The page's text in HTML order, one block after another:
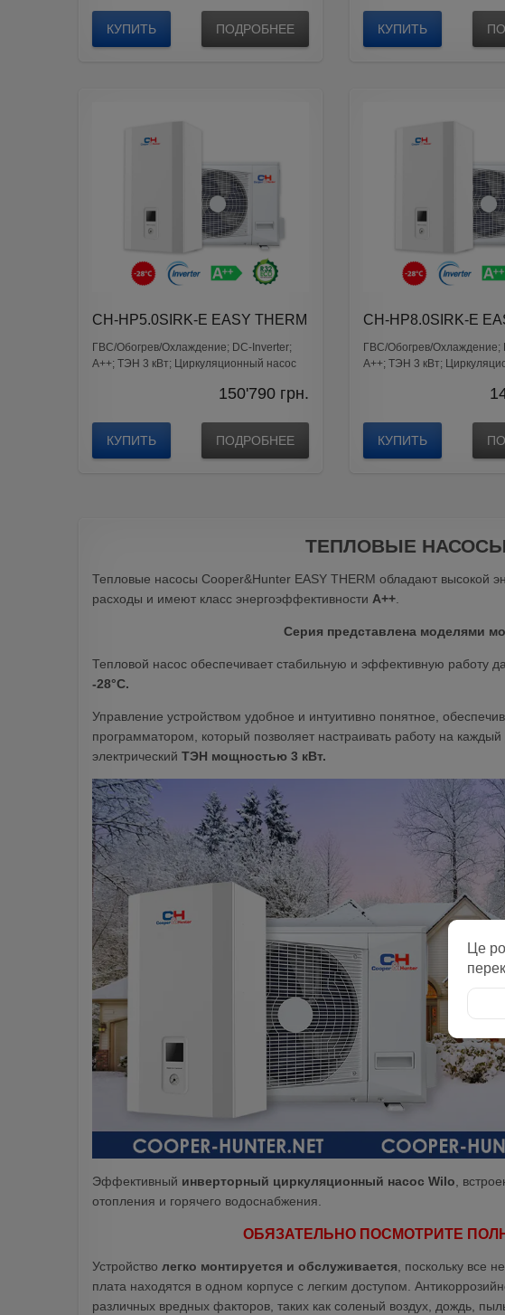
КУПИТЬ ПОДРОБНЕЕ КУПИТЬ
CH-HP5.0SIRK-E EASY THERM
ГВС/Обогрев/Охлаждение; DС-Inverter;
A++; ТЭН 3 кВт; Циркуляционный насос
150'790 грн.
КУПИТЬ ПОДРОБНЕЕ
CH-HP8.0SIRK-E
ГВС/Обогрев/Охлаждение;
A++; ТЭН 3 кВт;
КУПИТЬ
ТЕПЛОВЫЕ НАСОСЫ
Тепловые насосы Cooper&Hunter EASY THERM обладают высокой
расходы и имеют класс энергоэффективности A++
Серия представлена моделями
Тепловой насос обеспечивает стабильную и эффективную работу
-28°C.
Управление устройством удобное и интуитивно понятное,
программатором, который позволяет настраивать работу на
электрический ТЭН мощностью 3 кВт.
Эффективный инверторный циркуляционный насос Wilo ,
отопления и горячего водоснабжения.
ОБЯЗАТЕЛЬНО ПОСМОТРИТЕ
Устройство легко монтируется и обслуживается , поскольку все
плата находятся в одном корпусе с легким доступом.
различных вредных факторов, таких как соленый воздух, дождь,
Це